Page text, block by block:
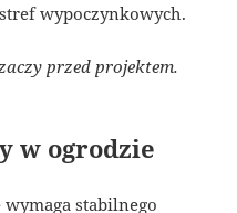
wypoczynkowych.
przed projektem.
w ogrodzie
stabilnego